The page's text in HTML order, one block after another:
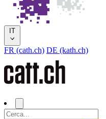
IT
FR (cath.ch) DE (kath.ch)